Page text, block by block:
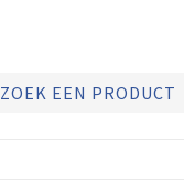
ZOEK EEN PRODUCT